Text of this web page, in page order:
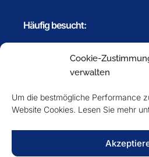
Cookie-
verwalten
Um die bestmögliche Performance
Website Cookies. Lesen Sie mehr
Häufig besucht:
Mitglieder